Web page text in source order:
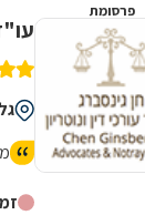
פרסומת